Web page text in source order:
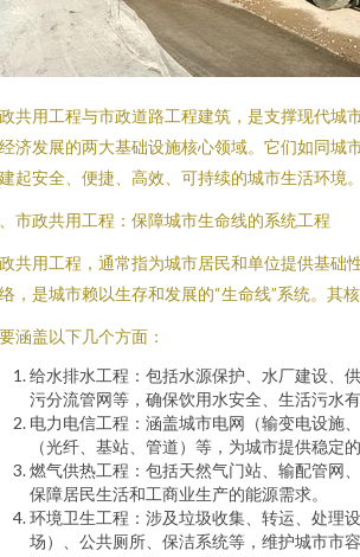
共用工程与市政道路工程建筑，是支撑现代城
济发展的两大基础设施核心领域。它们如同城
起安全、便捷、高效、可持续的城市生活环境。
市政共用工程：保障城市生命线的系统工程
共用工程，通常指为城市居民和单位提供基础
，是城市赖以生存和发展的“生命线”系统。其
涵盖以下几个方面：
给水排水工程：包括水源保护、水厂建设、
污分流管网等，确保饮用水安全、生活污水
电力电信工程：涵盖城市电网（输变电设施
（光纤、基站、管道）等，为城市提供稳定
燃气供热工程：包括天然气门站、输配管网
保障居民生活和工商业生产的能源需求。
环境卫生工程：涉及垃圾收集、转运、处理
场）、公共厕所、保洁系统等，维护城市市容